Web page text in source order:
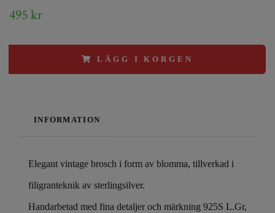
495 kr
LÄGG I KORGEN
INFORMATION
Elegant vintage brosch i form av blomma, tillverkad i
filigranteknik av sterlingsilver.
Handarbetad med fina detaljer och märkning 925S L.Gr,